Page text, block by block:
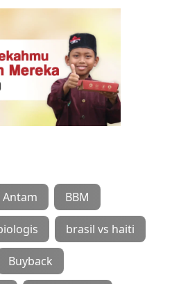
Antam BBM
brasil vs haiti
Buyback